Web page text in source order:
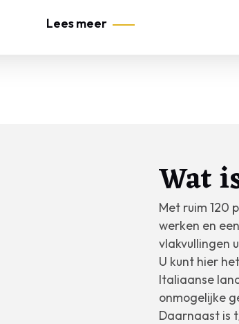
Lees meer
Wat
Met ruim 120
werken en
vlakvullingen
U kunt hier
Italiaanse
onmogelijke
Daarnaast is